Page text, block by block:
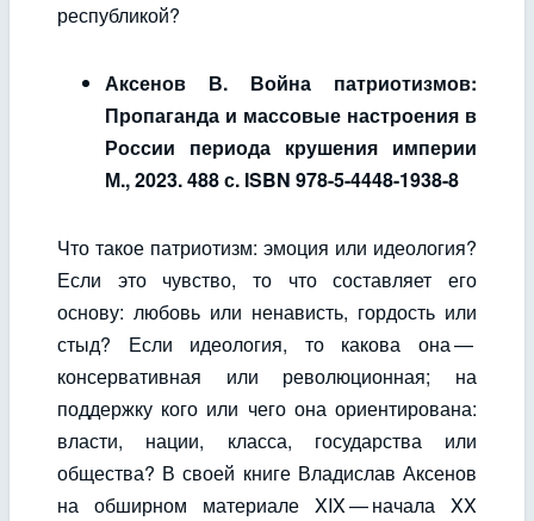
республикой?
Аксенов В. Война патриотизмов:
Пропаганда и массовые настроения в
России периода крушения империи
М.,2023. 488 с. ISBN 978-5-4448-1938-8
Что такое патриотизм: эмоция или идеология?
Если это чувство, то что составляет его
основу: любовь или ненависть, гордость или
стыд? Если идеология, то какова она —
консервативная или революционная; на
поддержку кого или чего она ориентирована:
власти, нации, класса, государства или
общества? В своей книге Владислав Аксенов
на обширном материале XIX — начала XX